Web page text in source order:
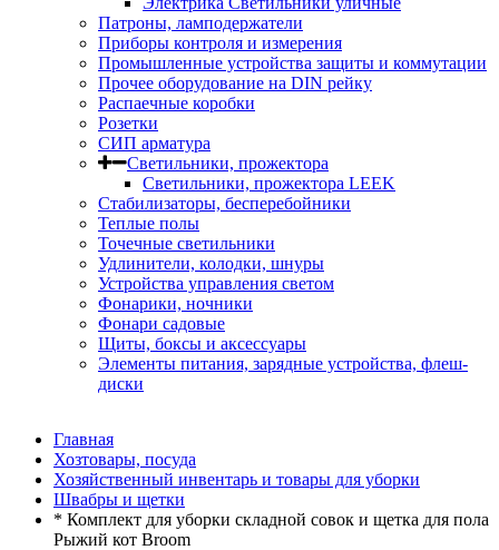
Патроны, ламподержатели
Приборы контроля и измерения
Промышленные устройства защиты и коммутации
Прочее оборудование на DIN рейку
Распаечные коробки
Розетки
СИП арматура
Светильники, прожектора
Светильники, прожектора LEEK
Стабилизаторы, бесперебойники
Теплые полы
Точечные светильники
Удлинители, колодки, шнуры
Устройства управления светом
Фонарики, ночники
Фонари садовые
Щиты, боксы и аксессуары
Элементы питания, зарядные устройства, флеш-
диски
Главная
Хозтовары, посуда
Хозяйственный инвентарь и товары для уборки
Швабры и щетки
* Комплект для уборки складной совок и щетка для пола
Рыжий кот Broom